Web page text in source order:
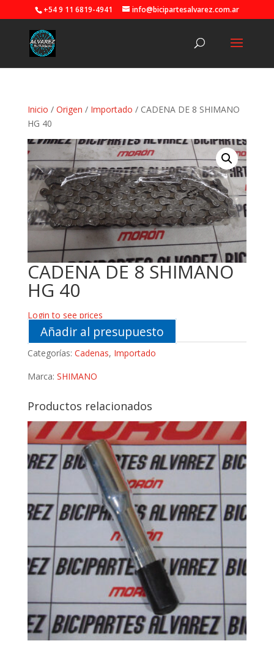
+54 9 11 6819-4941 info@bicipartesalvarez.com.ar
Inicio / Origen / Importado / CADENA DE 8 SHIMANO
HG 40
CADENA DE 8 SHIMANO
HG 40
Login to see prices
Añadir al presupuesto
Categorías: Cadenas, Importado
Marca: SHIMANO
Productos relacionados